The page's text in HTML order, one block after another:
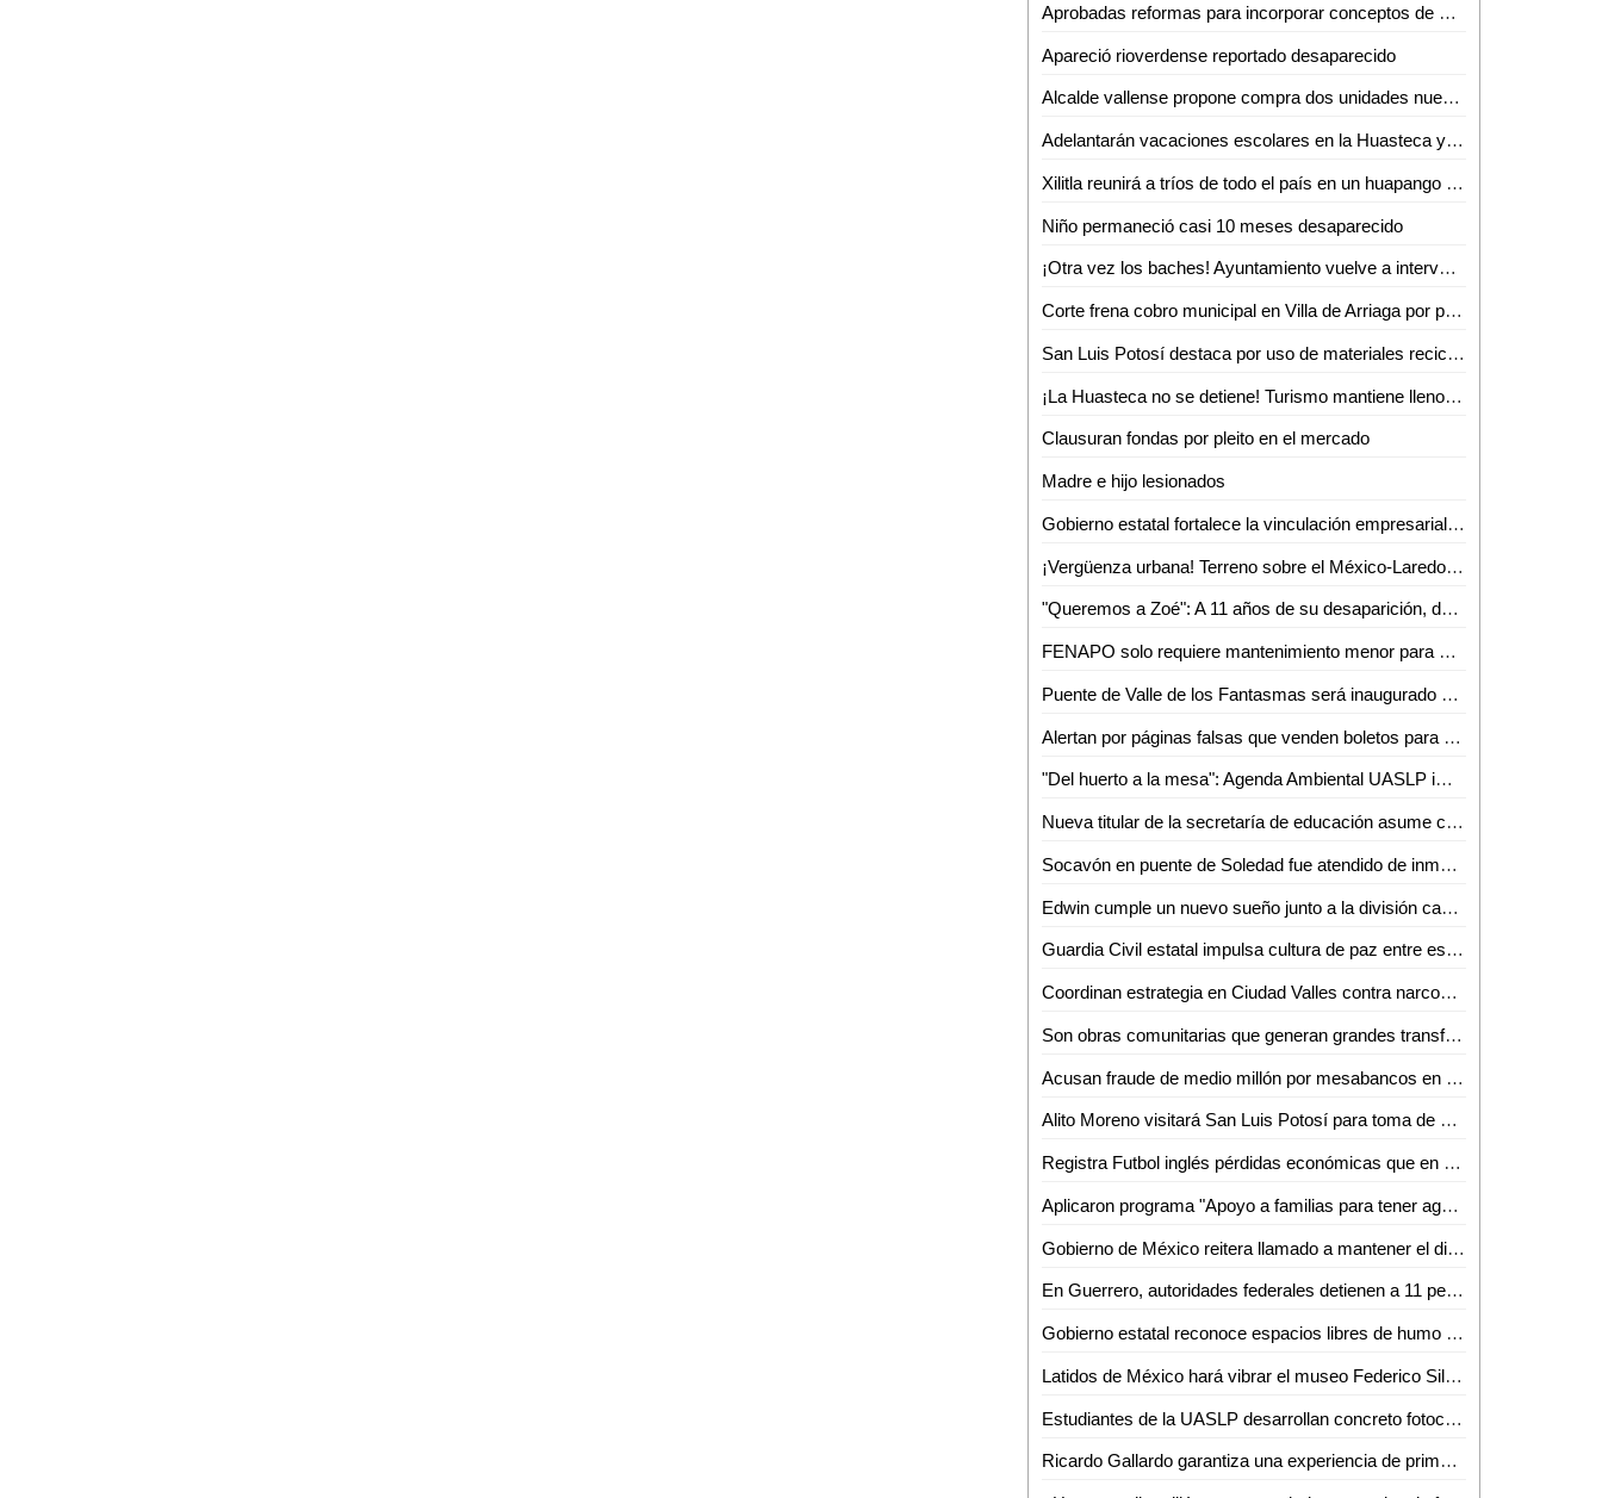
Aprobadas reformas para incorporar conceptos de gentrificación y vivienda asequible
Apareció rioverdense reportado desaparecido
Alcalde vallense propone compra dos unidades nuevas de recolección de basura
Adelantarán vacaciones escolares en la Huasteca y Zona Media por altas temperaturas
Xilitla reunirá a tríos de todo el país en un huapango continuo para lograr un Récord Guinness
Niño permaneció casi 10 meses desaparecido
¡Otra vez los baches! Ayuntamiento vuelve a intervenir la avenida Ejército Mexicano
Corte frena cobro municipal en Villa de Arriaga por proyectos federales
San Luis Potosí destaca por uso de materiales reciclados en procesos productivos: INEGI
¡La Huasteca no se detiene! Turismo mantiene llenos los parajes y alista otro verano inolvidable
Clausuran fondas por pleito en el mercado
Madre e hijo lesionados
Gobierno estatal fortalece la vinculación empresarial en el bajío
¡Vergüenza urbana! Terreno sobre el México-Laredo recibe basura a plena vista de todos
"Queremos a Zoé": A 11 años de su desaparición, denuncian omisiones y olvido en el caso
FENAPO solo requiere mantenimiento menor para estar lista en agosto: Seduvop
Puente de Valle de los Fantasmas será inaugurado el 25 de julio previo a la FENAPO 2026
Alertan por páginas falsas que venden boletos para conciertos de la FENAPO
"Del huerto a la mesa": Agenda Ambiental UASLP imparte talleres de sustentabilidad y alimentación consciente
Nueva titular de la secretaría de educación asume con responsabilidad y compromiso
Socavón en puente de Soledad fue atendido de inmediato y no representa riesgo: SEDUVOP
Edwin cumple un nuevo sueño junto a la división caminos de la Guardia Civil estatal
Guardia Civil estatal impulsa cultura de paz entre estudiantes de la huasteca
Coordinan estrategia en Ciudad Valles contra narcomenudeo y extorsión
Son obras comunitarias que generan grandes transformaciones: presidenta Claudia Sheinbaum
Acusan fraude de medio millón por mesabancos en la Antero G. González de Valles
Alito Moreno visitará San Luis Potosí para toma de protesta de estructuras del PRI
Registra Futbol inglés pérdidas económicas que en LALIGA aseguró Javier Tebas
Aplicaron programa "Apoyo a familias para tener agua"
Gobierno de México reitera llamado a mantener el diálogo con CNTE
En Guerrero, autoridades federales detienen a 11 personas vinculadas con extorsión a prestadores de servicios turísticos
Gobierno estatal reconoce espacios libres de humo de tabaco y emisiones
Latidos de México hará vibrar el museo Federico Silva con Hunac-Ceel
Estudiantes de la UASLP desarrollan concreto fotocatalítico para reducir la contaminación del aire y mejorar la calidad del agua
Ricardo Gallardo garantiza una experiencia de primer nivel en la Fenapo 2026